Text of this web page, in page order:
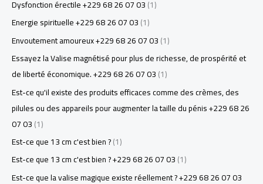
Dysfonction érectile +229 68 26 07 03(1)
Energie spirituelle +229 68 26 07 03(1)
Envoutement amoureux +229 68 26 07 03(1)
Essayez la Valise magnétisé pour plus de richesse, de prospérité et
de liberté économique. +229 68 26 07 03(1)
Est-ce qu'il existe des produits efficaces comme des crèmes, des
pilules ou des appareils pour augmenter la taille du pénis +229 68 26
07 03(1)
Est-ce que 13 cm c'est bien ?(1)
Est-ce que 13 cm c'est bien ? +229 68 26 07 03(1)
Est-ce que la valise magique existe réellement ? +229 68 26 07 03